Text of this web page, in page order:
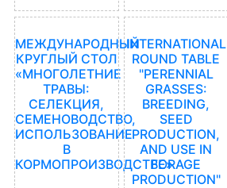
МЕЖДУНАРОДНЫЙ
КРУГЛЫЙ СТОЛ
«МНОГОЛЕТНИЕ
ТРАВЫ:
СЕЛЕКЦИЯ,
СЕМЕНОВОДСТВО,
ИСПОЛЬЗОВАНИЕ
В
КОРМОПРОИЗВОДСТВЕ»
INTERNATIONAL
ROUND TABLE
"PERENNIAL
GRASSES:
BREEDING,
SEED
PRODUCTION,
AND USE IN
FORAGE
PRODUCTION"